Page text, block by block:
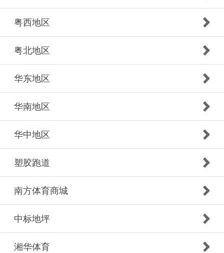
粤西地区
粤北地区
华东地区
华南地区
华中地区
塑胶跑道
南方体育商城
中标地坪
湘华体育